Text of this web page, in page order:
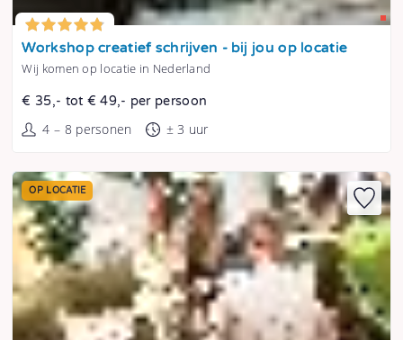
Tonen
Workshop creatief schrijven - bij jou op locatie
Wij komen op locatie in Nederland
€ 35,- tot € 49,- per persoon
4 – 8 personen ± 3 uur
OP LOCATIE